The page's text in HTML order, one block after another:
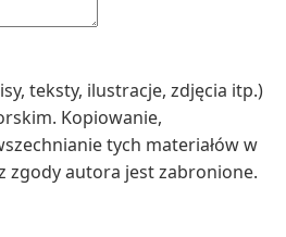
teksty, ilustracje, zdjęcia itp.)
Kopiowanie,
tych materiałów w
zgody autora jest zabronione.